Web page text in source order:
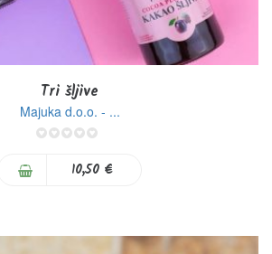
Tri šljive
Majuka d.o.o. - ...
10,50 €